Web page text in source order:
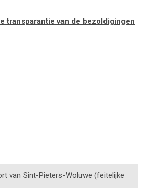
transparantie van de bezoldigingen
van Sint-Pieters-Woluwe (feitelijke